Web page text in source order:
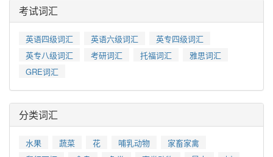
考试词汇
英语四级词汇 英语六级词汇
英专四级词汇
英专八级词汇
考研词汇 托福词汇
雅思词汇
GRE词汇
分类词汇
水果 蔬菜 花 哺乳动物
家畜家禽